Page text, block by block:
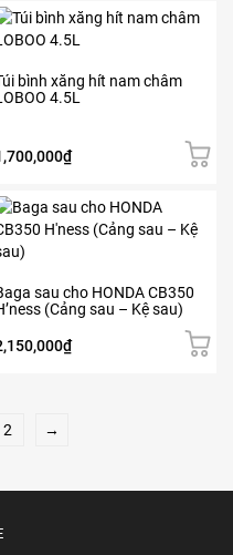
từ
bình xăng hít nam châm
4.5L
₫
sau cho HONDA CB350
(Cảng sau – Kệ sau)
₫
2 →